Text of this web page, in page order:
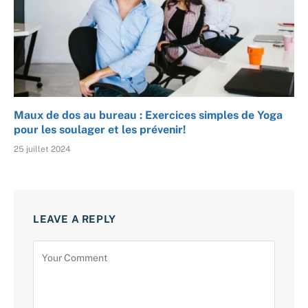
Maux de dos au bureau : Exercices simples de Yoga
pour les soulager et les prévenir!
25 juillet 2024
LEAVE A REPLY